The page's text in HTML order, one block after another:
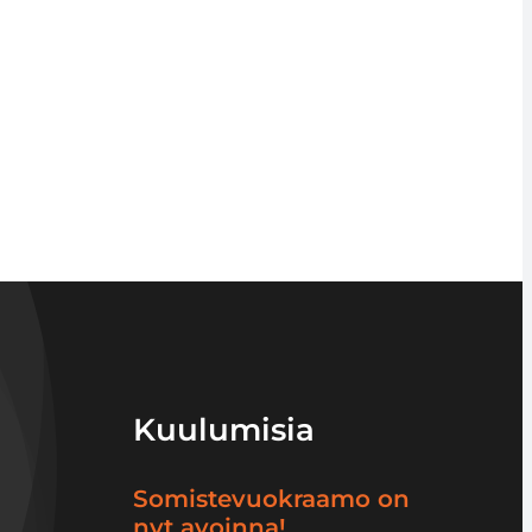
Kuulumisia
Somistevuokraamo on